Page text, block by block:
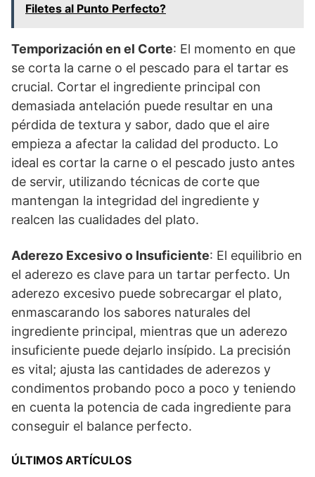
Filetes al Punto Perfecto?
Temporización en el Corte: El momento en que
se corta la carne o el pescado para el tartar es
crucial. Cortar el ingrediente principal con
demasiada antelación puede resultar en una
pérdida de textura y sabor, dado que el aire
empieza a afectar la calidad del producto. Lo
ideal es cortar la carne o el pescado justo antes
de servir, utilizando técnicas de corte que
mantengan la integridad del ingrediente y
realcen las cualidades del plato.
Aderezo Excesivo o Insuficiente: El equilibrio en
el aderezo es clave para un tartar perfecto. Un
aderezo excesivo puede sobrecargar el plato,
enmascarando los sabores naturales del
ingrediente principal, mientras que un aderezo
insuficiente puede dejarlo insípido. La precisión
es vital; ajusta las cantidades de aderezos y
condimentos probando poco a poco y teniendo
en cuenta la potencia de cada ingrediente para
conseguir el balance perfecto.
ÚLTIMOS ARTÍCULOS